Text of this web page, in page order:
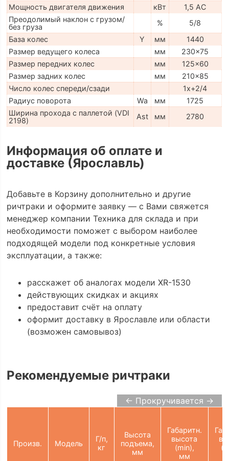
Мощность двигателя движения кВт
1,5 AC
Преодолимый наклон с грузом/
без груза
%
5/8
База колес
Y мм
1440
Размер ведущего колеса
мм
230x75
Размер передних колес
мм
125x60
Размер задних колес
мм
210x85
Число колес спереди/сзади
1x+2/4
Радиус поворота
Wa мм
1725
Ширина прохода с паллетой (VDI
2198)
Ast мм 2780
Информация об оплате и
доставке (Ярославль)
Добавьте в Корзину дополнительно и другие
ричтраки и оформите заявку — с Вами свяжется
менеджер компании Техника для склада и при
необходимости поможет с выбором наиболее
подходящей модели под конкретные условия
эксплуатации, а также:
расскажет об аналогах модели XR-1530
действующих скидках и акциях
предоставит счёт на оплату
оформит доставку в Ярославле или области
(возможен самовывоз)
Рекомендуемые ричтраки
← Прокручивается →
Произв. Модель
Г/п,
кг
Высота
подъема,
мм
Габаритн.
высота
(min),
мм